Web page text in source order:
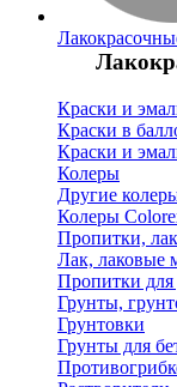
Краски и
Краски в
Краски и
Колеры
Другие
Колеры
Пропитки,
Лак, лаковые
Пропитки для
Грунты,
Грунтовки
Грунты для